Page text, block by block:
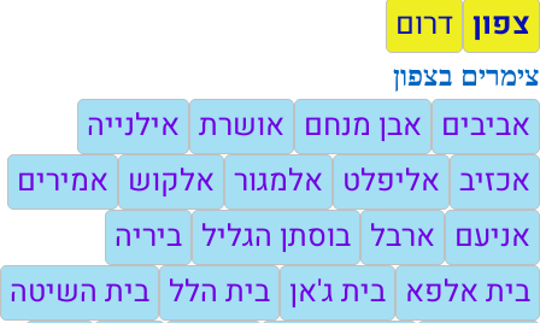
צפון דרום
צימרים בצפון
אביבים אבן מנחם אושרת אילנייה
אכזיב אליפלט אלמגור אלקוש אמירים
אניעם ארבל בוסתן הגליל ביריה
בית אלפא בית ג'אן בית הלל בית השיטה